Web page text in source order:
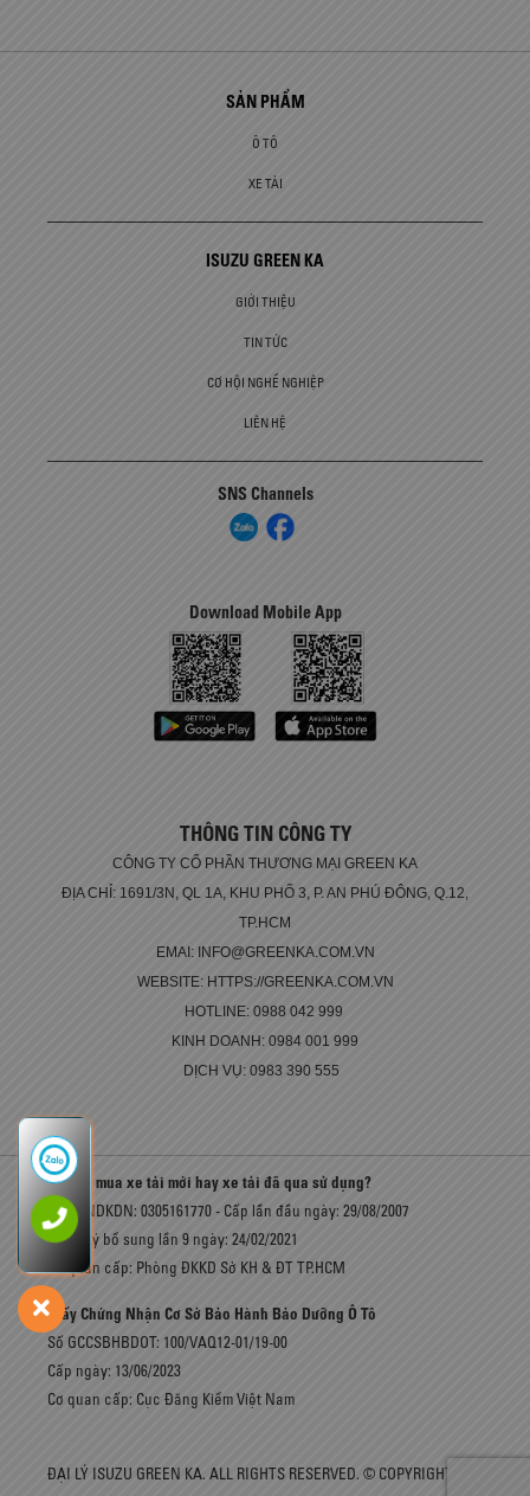
SẢN PHẨM
Ô TÔ
XE TẢI
ISUZU GREEN KA
GIỚI THIỆU
TIN TỨC
CƠ HỘI NGHỀ NGHIỆP
LIÊN HỆ
SNS Channels
Download Mobile App
THÔNG TIN CÔNG TY
CÔNG TY CỔ PHẦN THƯƠNG MẠI GREEN KA
ĐỊA CHỈ: 1691/3N, QL 1A, KHU PHỐ 3, P. AN PHÚ ĐÔNG, Q.12,
TP.HCM
EMAI: INFO@GREENKA.COM.VN
WEBSITE: HTTPS://GREENKA.COM.VN
HOTLINE: 0988 042 999
KINH DOANH: 0984 001 999
DỊCH VỤ: 0983 390 555
Có nên mua xe tải mới hay xe tải đã qua sử dụng?
Số GCNDKDN: 0305161770 - Cấp lần đầu ngày: 29/08/2007
Đăng ký bổ sung lần 9 ngày: 24/02/2021
Cơ quan cấp: Phòng ĐKKD Sở KH & ĐT TP.HCM
Giấy Chứng Nhận Cơ Sở Bảo Hành Bảo Dưỡng Ô Tô
Số GCCSBHBDOT: 100/VAQ12-01/19-00
Cấp ngày: 13/06/2023
Cơ quan cấp: Cục Đăng Kiểm Việt Nam
ĐẠI LÝ ISUZU GREEN KA. ALL RIGHTS RESERVED. © COPYRIGHT